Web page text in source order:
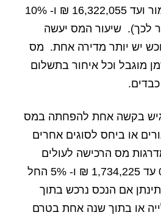
₪, 8% מהסכום האמור ועד 16,322,055 ₪ ו- 10%
לכך). שיעור המס יעשה
יש יותר מדירה אחת. מס
מוגבל וכל איחור בתשלום
בקשה אחת להפחתה במס
או ביחס לסוגים אחרים
מס הרכישה לעולים
לשנת 2017 הן 0.5% עד 1,734,225 ₪ ו- 5% החל
אם הנכס נרכש בתוך
או בתוך שנה אחת בטרם